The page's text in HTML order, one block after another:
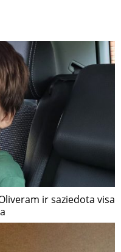
ir saziedota visa